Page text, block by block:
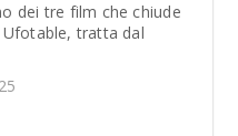
dei tre film che chiude
tratta dal